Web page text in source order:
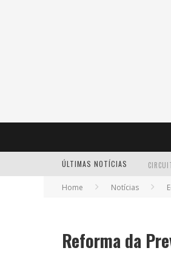
ÚLTIMAS NOTÍCIAS
Home Notícias
Reforma da